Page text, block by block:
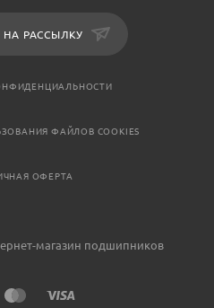
РАССЫЛКУ
ФАЙЛОВ COOKIES
ОФЕРТА
магазин подшипников